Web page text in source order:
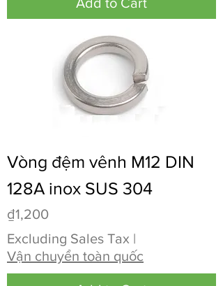
Vòng đệm vênh M12 DIN
128A inox SUS 304
Price
₫1,200
Excluding Sales Tax |
Vận chuyển toàn quốc